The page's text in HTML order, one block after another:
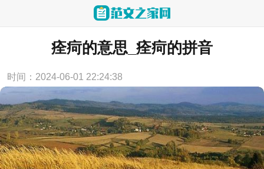
当前位置： 首页 > 公文大全
痊疴的意思_痊疴的拼音
时间：2024-06-01 22:24:38